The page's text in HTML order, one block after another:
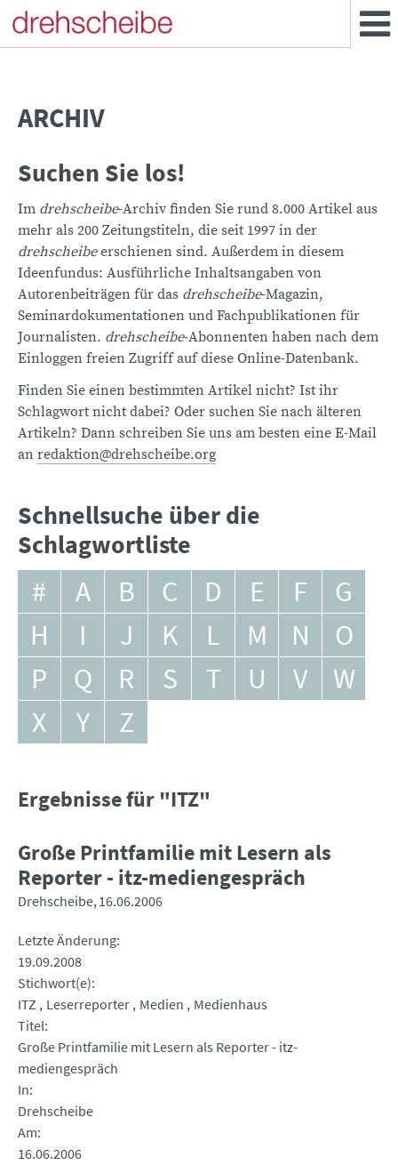
ARCHIV
Suchen Sie los!
Im drehscheibe-Archiv finden Sie rund 8.000 Artikel aus
mehr als 200 Zeitungstiteln, die seit 1997 in der
drehscheibeerschienen sind. Außerdem in diesem
Ideenfundus: Ausführliche Inhaltsangaben von
Autorenbeiträgen für das drehscheibe-Magazin,
Seminardokumentationen und Fachpublikationen für
Journalisten. drehscheibe-Abonnenten haben nach dem
Einloggen freien Zugriff auf diese Online-Datenbank.
Finden Sie einen bestimmten Artikel nicht? Ist ihr
Schlagwort nicht dabei? Oder suchen Sie nach älteren
Artikeln? Dann schreiben Sie uns am besten eine E-Mail
an redaktion@drehscheibe.org
Schnellsuche über die
Schlagwortliste
# A B C D E F
G
H
I J K L M N
O
P
Q R S T U V
W
X
Y Z
Ergebnisse für "ITZ"
Große Printfamilie mit Lesern als
Reporter - itz-mediengespräch
Drehscheibe 16.06.2006
Letzte Änderung
19.09.2008
Stichwort(e)
ITZ
Leserreporter Medien
Medienhaus
Titel
Große Printfamilie mit Lesern als Reporter - itz-
mediengespräch
In
Drehscheibe
Am
16.06.2006